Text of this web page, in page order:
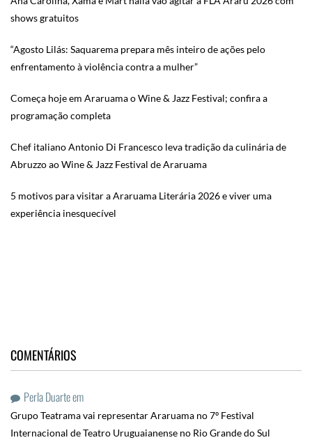
shows gratuitos
“Agosto Lilás: Saquarema prepara mês inteiro de ações pelo
enfrentamento à violência contra a mulher”
Começa hoje em Araruama o Wine & Jazz Festival; confira a
programação completa
Chef italiano Antonio Di Francesco leva tradição da culinária de
Abruzzo ao Wine & Jazz Festival de Araruama
5 motivos para visitar a Araruama Literária 2026 e viver uma
experiência inesquecível
COMENTÁRIOS
Perla Duarteem
Grupo Teatrama vai representar Araruama no 7º Festival
Internacional de Teatro Uruguaianense no Rio Grande do Sul